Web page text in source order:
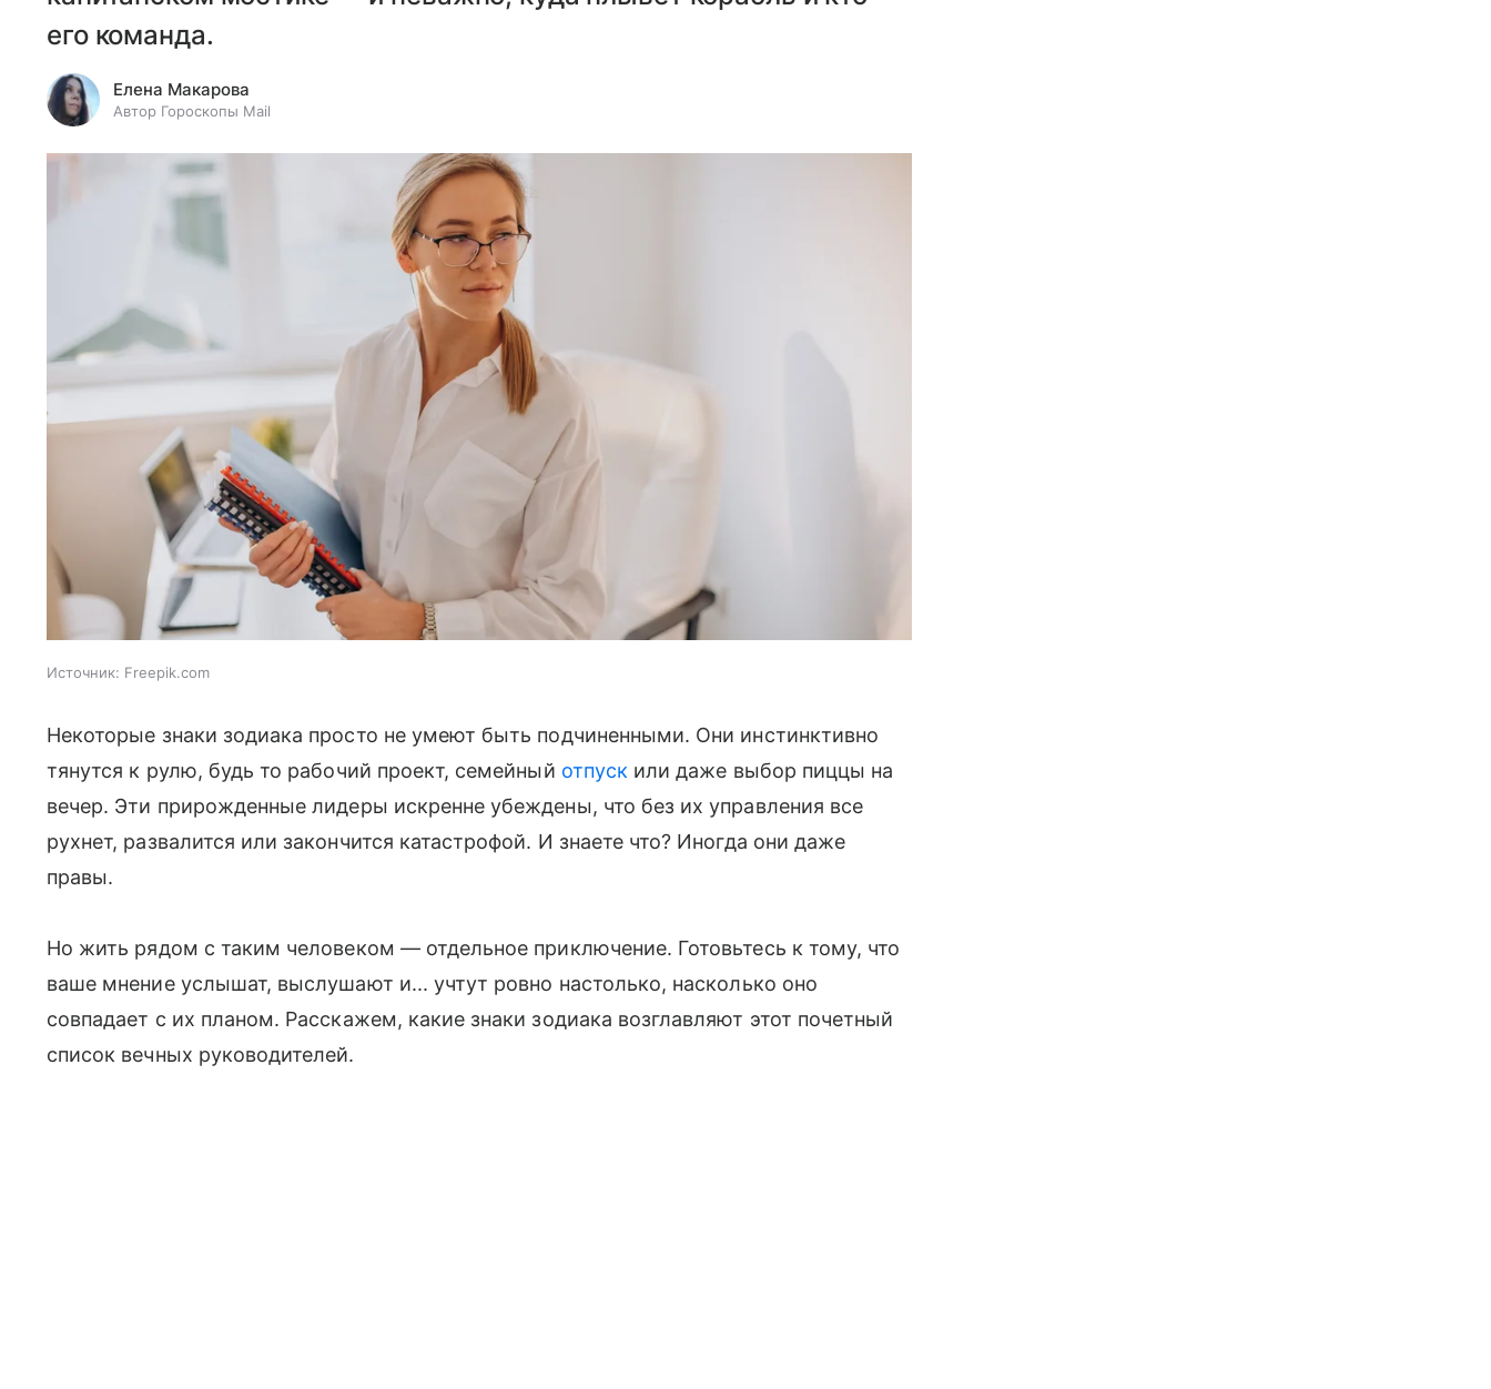
его команда.
Елена Макарова
Автор Гороскопы Mail
Источник: Freepik.com
Некоторые знаки зодиака просто не умеют быть подчиненными. Они инстинктивно
тянутся к рулю, будь то рабочий проект, семейный отпускили даже выбор пиццы на
вечер. Эти прирожденные лидеры искренне убеждены, что без их управления все
рухнет, развалится или закончится катастрофой. И знаете что? Иногда они даже
правы.
Но жить рядом с таким человеком — отдельное приключение. Готовьтесь к тому, что
ваше мнение услышат, выслушают и... учтут ровно настолько, насколько оно
совпадает с их планом. Расскажем, какие знаки зодиака возглавляют этот почетный
список вечных руководителей.